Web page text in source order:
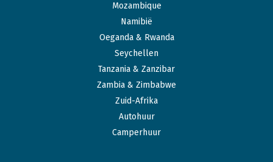
Mozambique
Namibië
Oeganda & Rwanda
Seychellen
Tanzania & Zanzibar
Zambia & Zimbabwe
Zuid-Afrika
Autohuur
Camperhuur